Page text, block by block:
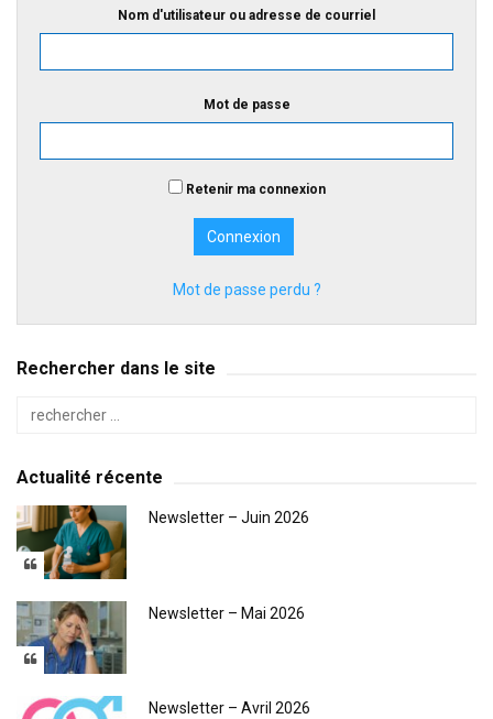
Nom d'utilisateur ou adresse de courriel
Mot de passe
Retenir ma connexion
Mot de passe perdu ?
Rechercher dans le site
Actualité récente
Newsletter – Juin 2026
Newsletter – Mai 2026
Newsletter – Avril 2026